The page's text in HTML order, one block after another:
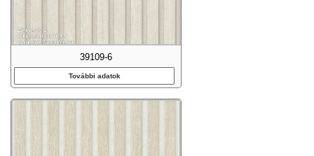
39109-6
További adatok